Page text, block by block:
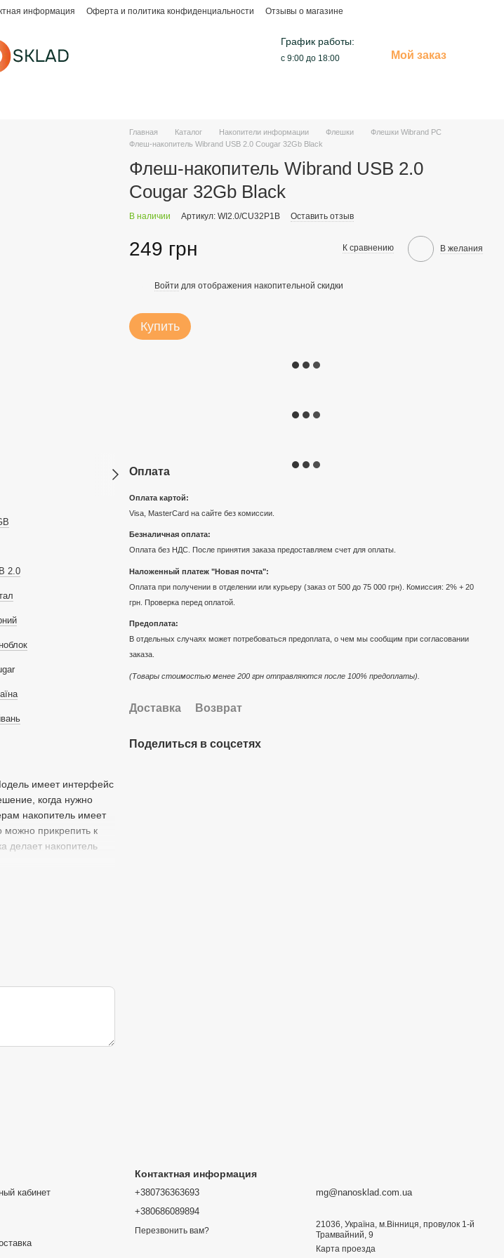
информация Оферта и политика конфиденциальности Отзывы о магазине
График работы:
с 9:00 до 18:00 Мой заказ
2.0
имеет интерфейс
когда нужно
накопитель имеет
можно прикрепить к
делает накопитель
Главная Каталог Накопители информации Флешки
Флешки Wibrand PC
Флеш-накопитель Wibrand USB 2.0 Cougar 32Gb Black
Флеш-накопитель Wibrand USB 2.0
Cougar 32Gb Black
В наличии Артикул: WI2.0/CU32P1B Оставить отзыв
249 грн К сравнению В желания
Войти для отображения накопительной скидки
Купить
Оплата
Оплата картой:
Visa, MasterCard на сайте без комиссии.
Безналичная оплата:
Оплата без НДС. После принятия заказа предоставляем счет для оплаты.
Наложенный платеж "Новая почта":
Оплата при получении в отделении или курьеру (заказ от 500 до 75 000 грн). Комиссия: 2% + 20
грн. Проверка перед оплатой.
Предоплата:
В отдельных случаях может потребоваться предоплата, о чем мы сообщим при согласовании
заказа.
(Товары стоимостью менее 200 грн отправляются после 100% предоплаты).
Доставка Возврат
Поделиться в соцсетях
кабинет
Контактная информация
+380736363693
+380686089894
Перезвонить вам?
mg@nanosklad.com.ua
21036, Україна, м.Вінниця, провулок 1-й
Трамвайний, 9
Карта проезда